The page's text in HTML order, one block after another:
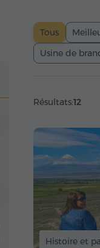
Tous
Usine de
Résultats:12
Histoire et